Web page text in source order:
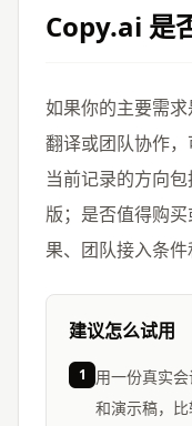
Copy.ai 是
如果你的主要需求
翻译或团队协作
当前记录的方向
版；是否值得购
果、团队接入条件
建议怎么试用
1
用一份真实
和演示稿，